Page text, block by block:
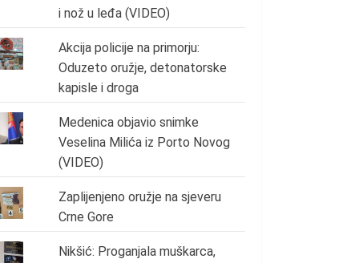
i nož u leđa (VIDEO)
Akcija policije na primorju:
Oduzeto oružje, detonatorske
kapisle i droga
Medenica objavio snimke
Veselina Milića iz Porto Novog
(VIDEO)
Zaplijenjeno oružje na sjeveru
Crne Gore
Nikšić: Proganjala muškarca,